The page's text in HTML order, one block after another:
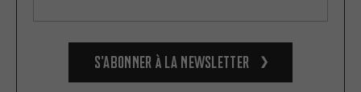
S’abonner à la newsletter